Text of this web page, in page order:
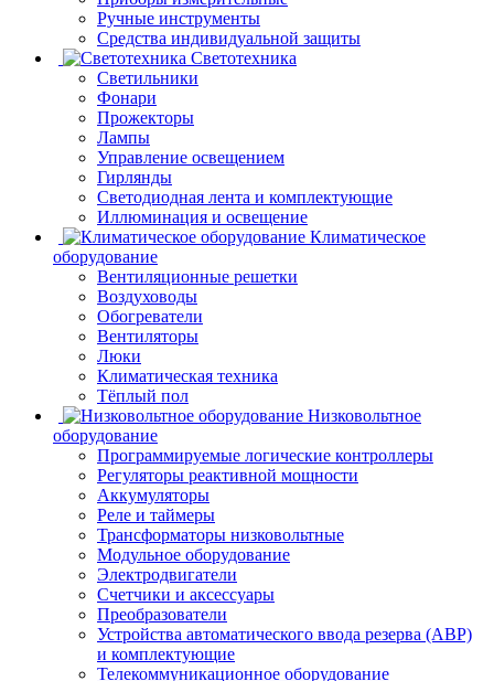
Ручные инструменты
Средства индивидуальной защиты
Светотехника
Светильники
Фонари
Прожекторы
Лампы
Управление освещением
Гирлянды
Светодиодная лента и комплектующие
Иллюминация и освещение
Климатическое
оборудование
Вентиляционные решетки
Воздуховоды
Обогреватели
Вентиляторы
Люки
Климатическая техника
Тёплый пол
Низковольтное
оборудование
Программируемые логические контроллеры
Регуляторы реактивной мощности
Аккумуляторы
Реле и таймеры
Трансформаторы низковольтные
Модульное оборудование
Электродвигатели
Счетчики и аксессуары
Преобразователи
Устройства автоматического ввода резерва (АВР)
и комплектующие
Телекоммуникационное оборудование